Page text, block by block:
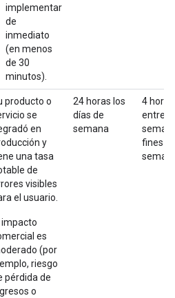
implementar
de
inmediato
(en menos
de 30
minutos).
producto o
se
en
y
una tasa
de
visibles
el usuario.
impacto
es
(por
riesgo
pérdida de
o
24 horas los
días de
semana
4 horas
entre
fines